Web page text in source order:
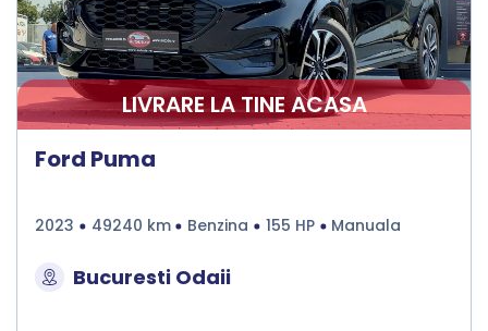
LIVRARE LA TINE ACASA
Ford Puma
2023 49240 km Benzina 155 HP Manuala
Bucuresti Odaii